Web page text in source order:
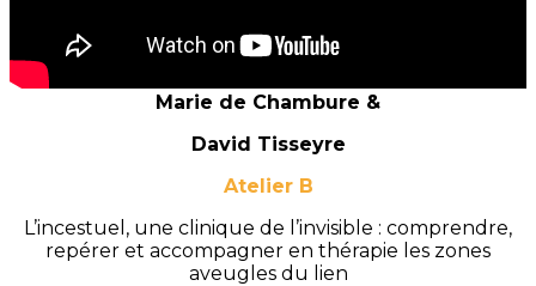
Marie de Chambure &
David Tisseyre
Atelier B
L’incestuel, une clinique de l’invisible : comprendre,
repérer et accompagner en thérapie les zones
aveugles du lien